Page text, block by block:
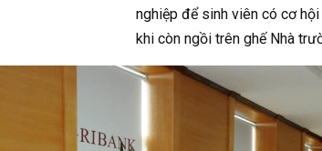
nghiệp để sinh viên có cơ
khi còn ngồi trên ghế Nhà